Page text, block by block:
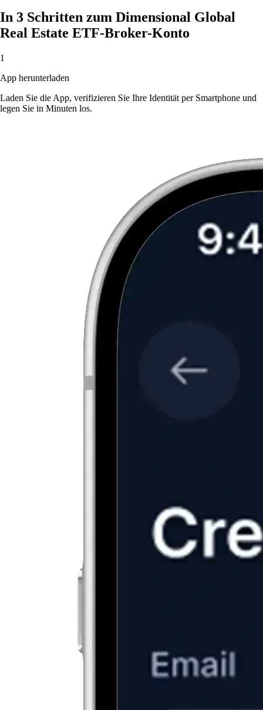
In 3 Schritten zum Dimensional Global
Real Estate ETF-Broker-Konto
1
App herunterladen
Laden Sie die App, verifizieren Sie Ihre Identität per Smartphone und
legen Sie in Minuten los.